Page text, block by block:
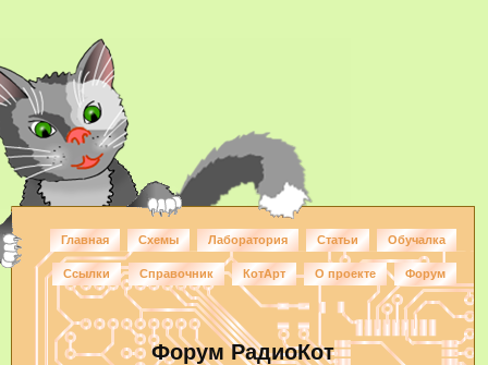
Главная Схемы Лаборатория Статьи Обучалка
Ссылки Справочник КотАрт О проекте Форум
Форум РадиоКот